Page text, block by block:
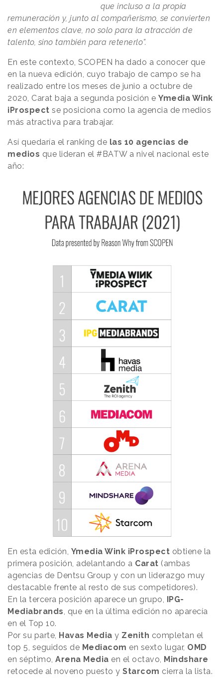
que incluso a la propia
remuneración y, junto al compañerismo, se convierten
en elementos clave, no solo para la atracción de
talento, sino también para retenerlo”.
En este contexto, SCOPEN ha dado a conocer que
en la nueva edición, cuyo trabajo de campo se ha
realizado entre los meses de junio a octubre de
2020, Carat baja a segunda posición e Ymedia Wink
iProspect se posiciona como la agencia de medios
más atractiva para trabajar.
Así quedaría el ranking de las 10 agencias de
medios que lideran el #BATW a nivel nacional este
año:
En esta edición, Ymedia Wink iProspect obtiene la
primera posición, adelantando a Carat (ambas
agencias de Dentsu Group y con un liderazgo muy
destacable frente al resto de sus competidores).
En la tercera posición aparece un grupo,
IPG-
Mediabrands, que en la última edición no aparecía
en el Top 10.
Por su parte, Havas Media y Zenith completan el
top 5, seguidos de Mediacom en sexto lugar, OMD
en séptimo, Arena Media en el octavo, Mindshare
retocede al noveno puesto y Starcom cierra la lista.